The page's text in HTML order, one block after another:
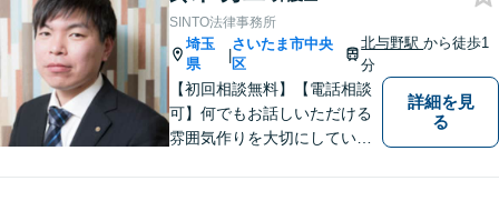
SINTO法律事務所
埼玉
県
|
さいたま市中央
区
北与野駅から徒歩1
分
【初回相談無料】【電話相談
可】何でもお話しいただける
雰囲気作りを大切にしていま
詳細を見
る